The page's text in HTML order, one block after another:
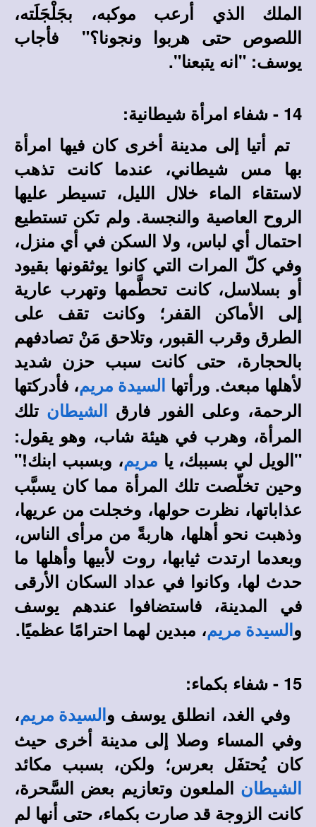
الملك الذي أرعب موكبه، بجَلْجَلَته،
اللصوص حتى هربوا ونجونا؟" فأجاب
يوسف: "انه يتبعنا".
14 - شفاء امرأة شيطانية:
تم أتيا إلى مدينة أخرى كان فيها امرأة
بها مس شيطاني، عندما كانت تذهب
لاستقاء الماء خلال الليل، تسيطر عليها
الروح العاصية والنجسة. ولم تكن تستطيع
احتمال أي لباس، ولا السكن في أي منزل،
وفي كلّ المرات التي كانوا يوثقونها بقيود
أو بسلاسل، كانت تحطَّمها وتهرب عارية
إلى الأماكن القفر؛ وكانت تقف على
الطرق وقرب القبور، وتلاحق مَنْ تصادفهم
بالحجارة، حتى كانت سبب حزن شديد
لأهلها مبعث. ورأتها
السيدة مريم، فأدركتها
الرحمة، وعلى الفور فارق
الشيطان تلك
المرأة، وهرب في هيئة شاب، وهو يقول:
"الويل لي بسببك، يا مريم، وبسبب ابنك!"
وحين تخلّصت تلك المرأة مما كان يسبَّب
عذاباتها، نظرت حولها، وخجلت من عريها،
وذهبت نحو أهلها، هاربةً من مرأى الناس،
وبعدما ارتدت ثيابها، روت لأبيها وأهلها ما
حدث لها، وكانوا في عداد السكان الأرقى
في المدينة، فاستضافوا عندهم يوسف
و السيدة مريم، مبدين لهما احترامًا عظميًا.
15 - شفاء بكماء:
وفي الغد، انطلق يوسف و السيدة مريم،
وفي المساء وصلا إلى مدينة أخرى حيث
كان يُحتفَل بعرس؛ ولكن، بسبب مكائد
الشيطان الملعون وتعازيم بعض السَّحرة،
كانت الزوجة قد صارت بكماء، حتى أنها لم